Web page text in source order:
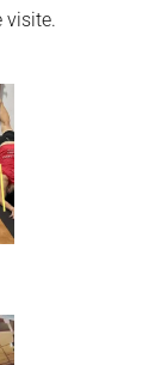
visite.